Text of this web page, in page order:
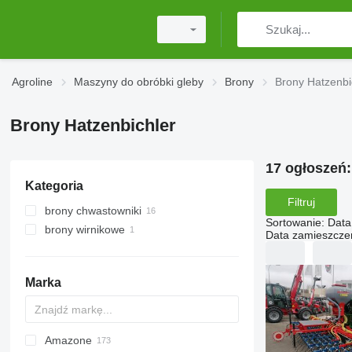
Agroline Maszyny do obróbki gleby Brony Brony
Brony Hatzenbichler
Kategoria
brony chwastowniki
brony wirnikowe
Marka
Multivator
Disc-O-Mulch
Jaguar
AT30
8
AGD
Amazone
17 ogłoszeń:
Filtruj
Sortowanie:
Data